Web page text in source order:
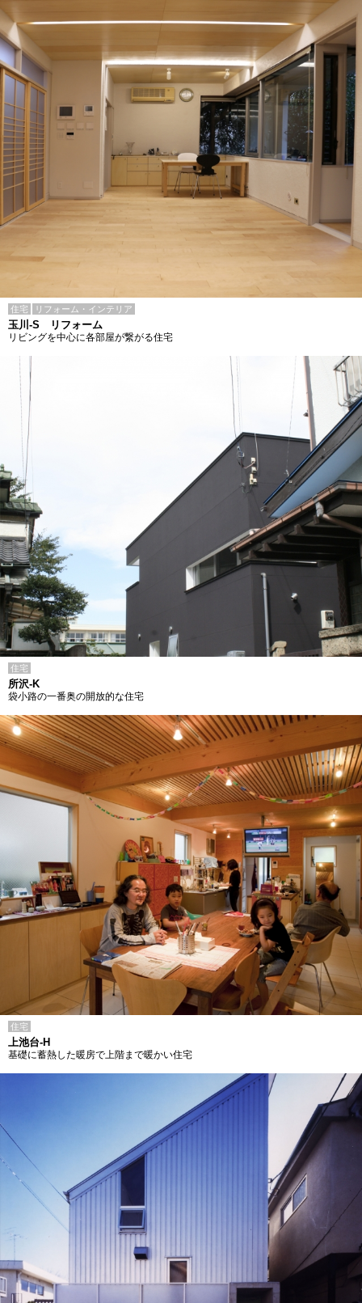
住宅 リフォーム・インテリア
玉川-S リフォーム
リビングを中心に各部屋が繋がる住宅
住宅
所沢-K
袋小路の一番奥の開放的な住宅
住宅
上池台-H
基礎に蓄熱した暖房で上階まで暖かい住宅